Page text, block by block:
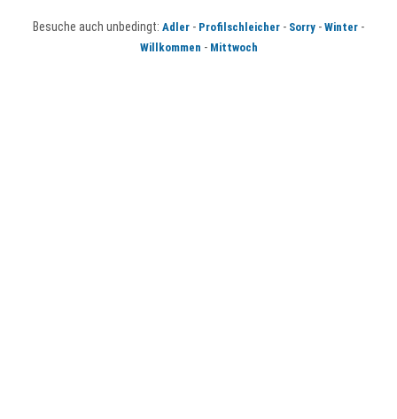
Besuche auch unbedingt: Adler - Profilschleicher - Sorry - Winter -
Willkommen - Mittwoch